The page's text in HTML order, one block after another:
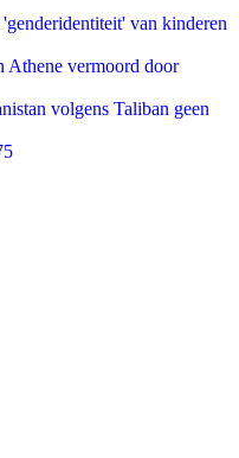
van kinderen
Athene vermoord door
volgens Taliban geen